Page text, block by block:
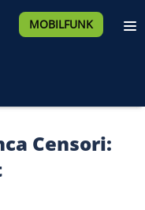
MOBILFUNK
Censori: